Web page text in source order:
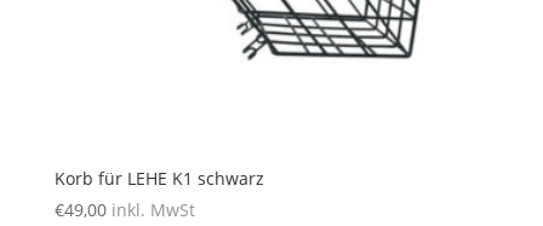
Korb für LEHE K1 schwarz
€49,00 inkl. MwSt